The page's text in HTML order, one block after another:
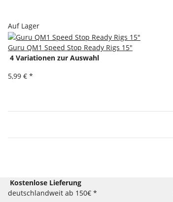
Auf Lager
Guru QM1 Speed Stop Ready Rigs 15"
4 Variationen zur Auswahl
5,99 € *
Kostenlose Lieferung
deutschlandweit ab 150€ *